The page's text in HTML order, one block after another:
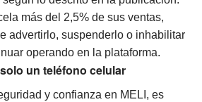
más del 2,5% de sus ventas,
advertirlo, suspenderlo o inhabilitar
operando en la plataforma.
un teléfono celular
y confianza en MELI, es